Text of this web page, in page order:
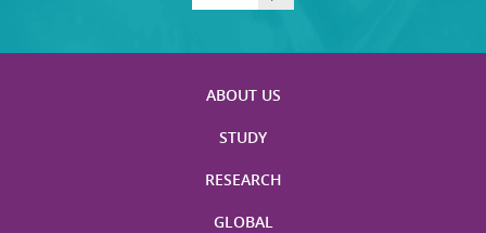
ABOUT US
STUDY
RESEARCH
GLOBAL